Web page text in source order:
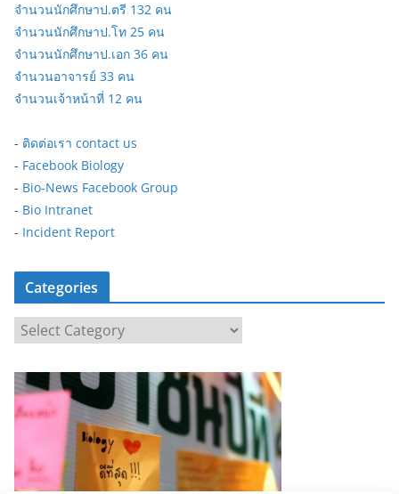
จำนวนนักศึกษาป.ตรี 132 คน
จำนวนนักศึกษาป.โท 25 คน
จำนวนนักศึกษาป.เอก 36 คน
จำนวนอาจารย์ 33 คน
จำนวนเจ้าหน้าที่ 12 คน
- ติดต่อเรา contact us
- Facebook Biology
- Bio-News Facebook Group
- Bio Intranet
- Incident Report
Categories
a
t
e
g
i